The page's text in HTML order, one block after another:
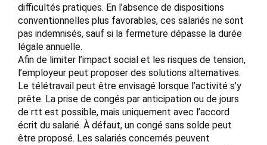
difficultés pratiques. En l’absence de dispositions
conventionnelles plus favorables, ces salariés ne sont
pas indemnisés, sauf si la fermeture dépasse la durée
légale annuelle.
Afin de limiter l’impact social et les risques de tension,
l’employeur peut proposer des solutions alternatives.
Le télétravail peut être envisagé lorsque l’activité s’y
prête. La prise de congés par anticipation ou de jours
de rtt est possible, mais uniquement avec l’accord
écrit du salarié. À défaut, un congé sans solde peut
être proposé. Les salariés concernés peuvent